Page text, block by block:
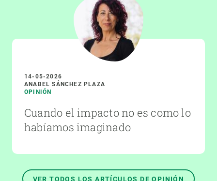
14-05-2026
ANABEL SÁNCHEZ PLAZA
OPINIÓN
Cuando el impacto no es como lo
habíamos imaginado
VER TODOS LOS ARTÍCULOS DE OPINIÓN